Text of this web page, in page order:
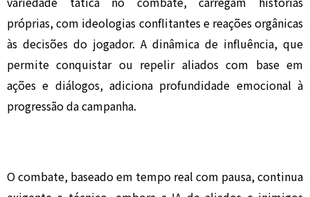
próprias, com ideologias conflitantes e reações orgânicas
às decisões do jogador. A dinâmica de influência, que
permite conquistar ou repelir aliados com base em
ações e diálogos, adiciona profundidade emocional à
progressão da campanha.
O combate, baseado em tempo real com pausa, continua